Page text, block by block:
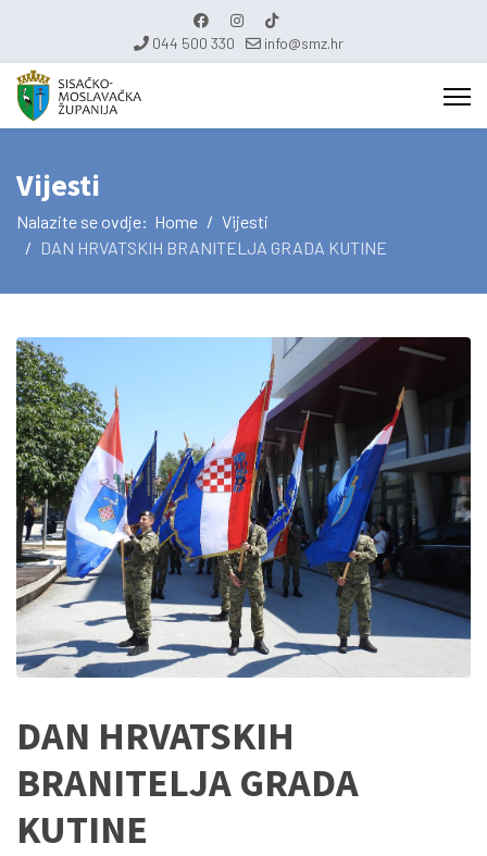
044 500 330 info@smz.hr
Vijesti
Nalazite se ovdje: Home
Vijesti
DAN HRVATSKIH BRANITELJA GRADA KUTINE
DAN HRVATSKIH
BRANITELJA GRADA
KUTINE